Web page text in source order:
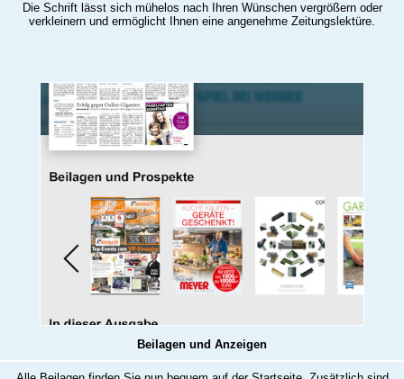
Die Schrift lässt sich mühelos nach Ihren Wünschen vergrößern oder
verkleinern und ermöglicht Ihnen eine angenehme Zeitungslektüre.
Beilagen und Anzeigen